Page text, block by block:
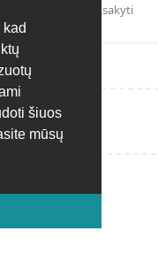
šiuos
mūsų
Atsakyti